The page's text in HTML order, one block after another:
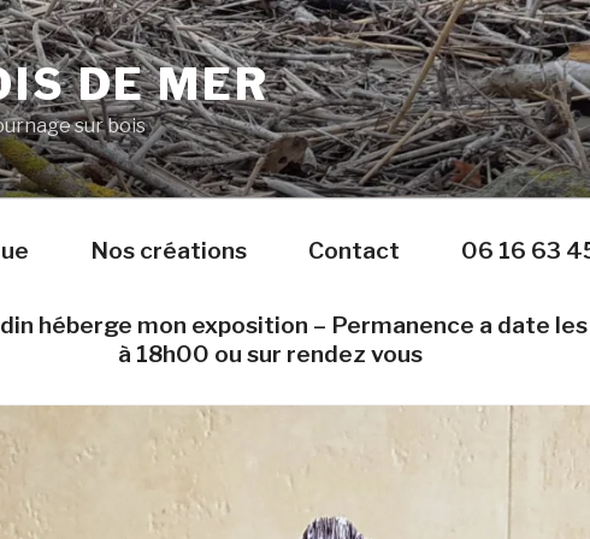
DE MER
sur bois
Nos créations Contact 06 16 63
héberge mon exposition – Permanence a date
à 18h00 ou sur rendez vous